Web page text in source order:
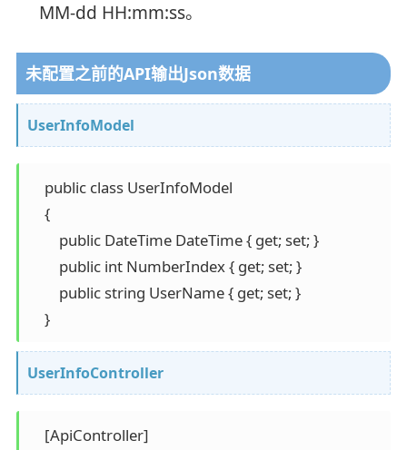
MM-dd HH:mm:ss。
未配置之前的API输出Json数据
UserInfoModel
    public class UserInfoModel
    {
        public DateTime DateTime { get; set; }
        public int NumberIndex { get; set; }
        public string UserName { get; set; }
    }
UserInfoController
    [ApiController]